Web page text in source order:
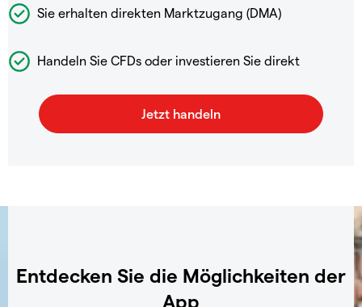
Sie erhalten direkten Marktzugang (DMA)
Handeln Sie CFDs oder investieren Sie direkt
Entdecken Sie die Möglichkeiten der
App